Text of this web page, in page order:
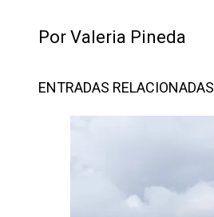
Por Valeria Pineda
ENTRADAS RELACIONADAS